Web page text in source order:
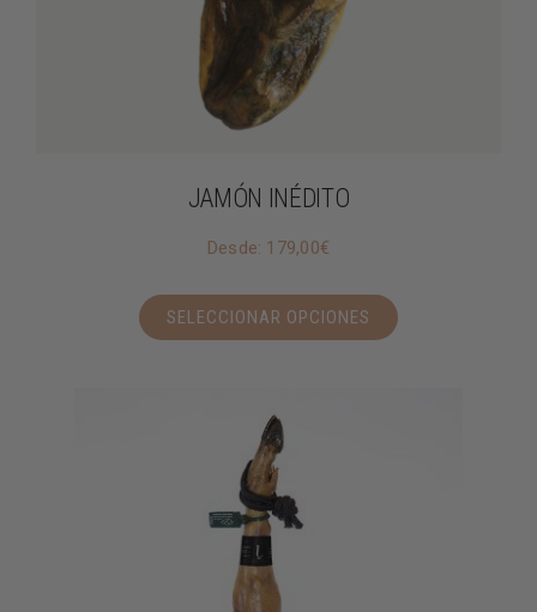
JAMÓN INÉDITO
Desde: 179,00€
SELECCIONAR OPCIONES